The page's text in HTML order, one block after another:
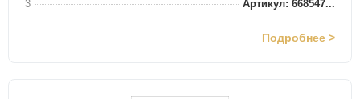
3
Артикул: 668547...
Подробнее >